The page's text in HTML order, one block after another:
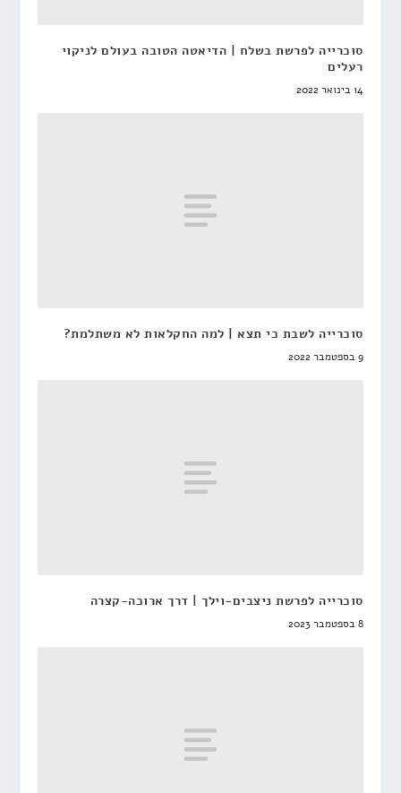
סוכרייה לפרשת בשלח | הדיאטה הטובה בעולם לניקוי
רעלים
14 בינואר 2022
סוכרייה לשבת כי תצא | למה החקלאות לא משתלמת?
9 בספטמבר 2022
סוכרייה לפרשת ניצבים-וילך | דרך ארוכה-קצרה
8 בספטמבר 2023